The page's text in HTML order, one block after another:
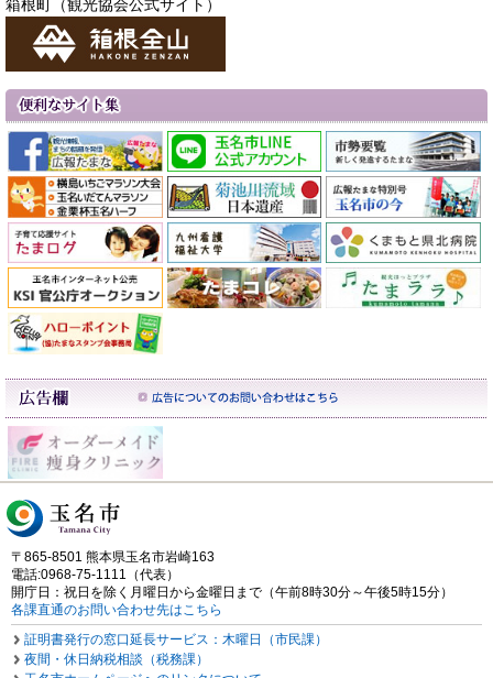
箱根町（観光協会公式サイト）
〒865-8501 熊本県玉名市岩崎163
電話:0968-75-1111（代表）
開庁日：祝日を除く月曜日から金曜日まで（午前8時30分～午後5時15分）
各課直通のお問い合わせ先はこちら
証明書発行の窓口延長サービス：木曜日（市民課）
夜間・休日納税相談（税務課）